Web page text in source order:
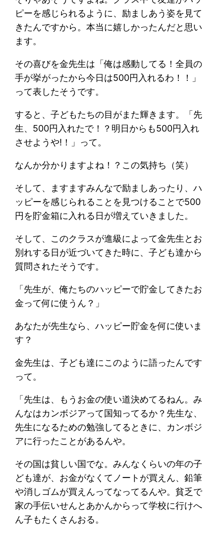
ピーを感じられるように、励ましあう姿を見て
きたんですから。本当に嬉しかったんだと思い
ます。
その喜びを金先生は「俺は感動してる！全員の
手が挙がったから今日は500円入れるわ！！」
って表したそうです。
すると、子どもたちの目がまた輝きます。「先
生、500円入れたで！？明日からも500円入れ
させようや!！」って。
なんか分かりますよね！？この気持ち（笑）
そして、ますますみんなで励ましあったり、ハ
ッピーを感じられることを見つけることで500
円を貯金箱に入れる日が増えていきました。
そして、このクラスが進級によって金先生とお
別れする日が近づいてきた時に、子ども達から
質問されたそうです。
「先生が、俺たちのハッピーで貯金してきたお
金って何に使うん？」
あなたが先生なら、ハッピー貯金を何に使いま
す？
金先生は、子ども達にこのように語ったんです
って。
「先生は、もうお金の使い道決めてるねん。み
んなはカンボジアって国知ってるか？先生な、
先生になるための勉強してるときに、カンボジ
アに行ったことがあるんや。
その国は貧しい国でな。みんなくらいの年の子
ども達が、お金がなくてノートが買えん、鉛筆
や消しゴムが買えんってなってるんや。貧乏で
家の手伝いせんとあかんからって学校に行けへ
ん子もたくさんおる。